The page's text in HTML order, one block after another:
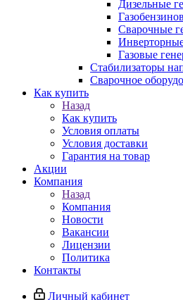
Дизельные
Сварочные
Газовые
Стабилизаторы
Cварочное
Как купить
Назад
Как купить
Условия оплаты
Условия доставки
Гарантия на товар
Акции
Компания
Назад
Компания
Новости
Вакансии
Лицензии
Политика
Контакты
Личный кабинет